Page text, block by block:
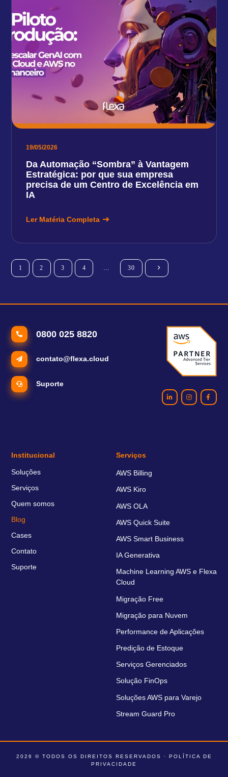
19/05/2026
Da Automação “Sombra” à Vantagem
Estratégica: por que sua empresa
precisa de um Centro de Excelência em
IA
Ler Matéria Completa
1 2 3 4 … 30
0800 025 8820
contato@flexa.cloud
Suporte
Institucional
Soluções
Serviços
Quem somos
Blog
Cases
Contato
Suporte
Serviços
AWS Billing
AWS Kiro
AWS OLA
AWS Quick Suite
AWS Smart Business
IA Generativa
Machine Learning AWS e Flexa
Cloud
Migração Free
Migração para Nuvem
Performance de Aplicações
Predição de Estoque
Serviços Gerenciados
Solução FinOps
Soluções AWS para Varejo
Stream Guard Pro
2026 © TODOS OS DIREITOS RESERVADOS · POLÍTICA DE
PRIVACIDADE